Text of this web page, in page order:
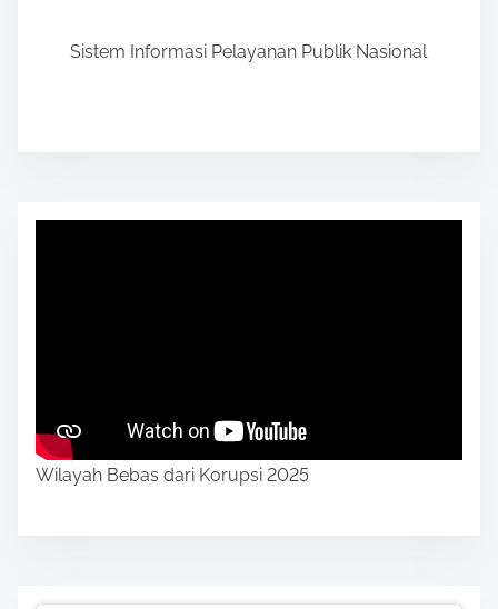
Sistem Informasi Pelayanan Publik Nasional
Wilayah Bebas dari Korupsi 2025